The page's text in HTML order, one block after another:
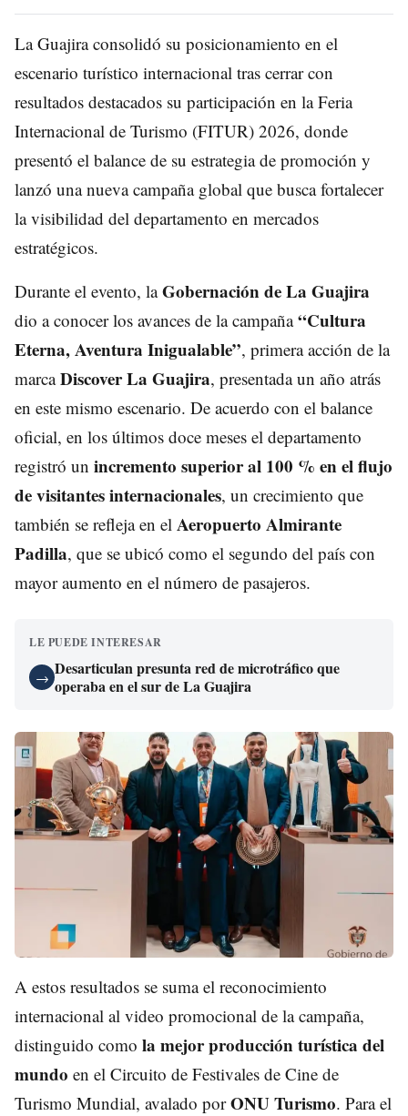
La Guajira consolidó su posicionamiento en el
escenario turístico internacional tras cerrar con
resultados destacados su participación en la Feria
Internacional de Turismo (FITUR) 2026, donde
presentó el balance de su estrategia de promoción y
lanzó una nueva campaña global que busca fortalecer
la visibilidad del departamento en mercados
estratégicos.
Durante el evento, laGobernación de La Guajira
dio a conocer los avances de la campaña“Cultura
Eterna, Aventura Inigualable”, primera acción de la
marcaDiscover La Guajira, presentada un año atrás
en este mismo escenario. De acuerdo con el balance
oficial, en los últimos doce meses el departamento
registró un incremento superior al 100 % en el flujo
de visitantes internacionales, un crecimiento que
también se refleja en el Aeropuerto Almirante
Padilla, que se ubicó como el segundo del país con
mayor aumento en el número de pasajeros.
LE PUEDE INTERESAR
→ Desarticulan presunta red de microtráfico que
operaba en el sur de La Guajira
A estos resultados se suma el reconocimiento
internacional al video promocional de la campaña,
distinguido como la mejor producción turística del
mundo en el Circuito de Festivales de Cine de
Turismo Mundial, avalado porONU Turismo. Para el